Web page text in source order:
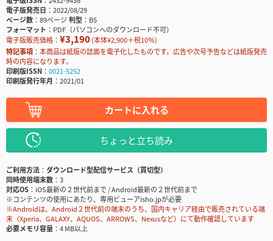
電子版発売日
2022/08/29
ページ数
89ページ判型
B5
フォーマット
PDF（パソコンへのダウンロード不可）
電子版販売価格： ¥3,190(本体¥2,900＋税10％)
特記事項
本商品は紙版の誌面を電子化したものです。広告や次号予告などは紙版発売
時の内容になります。
印刷版ISSN
0021-5252
印刷版発行年月
2021/01
カートに入れる
ちょっと立ち読み
ご利用方法
ダウンロード型配信サービス（買切型）
同時使用端末数
3
対応OS
iOS最新の２世代前まで / Android最新の２世代前まで
※コンテンツの使用にあたり、専用ビューアisho.jpが必要
※Androidは、Android２世代前の端末のうち、国内キャリア経由で販売されている端
末（Xperia、GALAXY、AQUOS、ARROWS、Nexusなど）にて動作確認しています
必要メモリ容量
4 MB以上